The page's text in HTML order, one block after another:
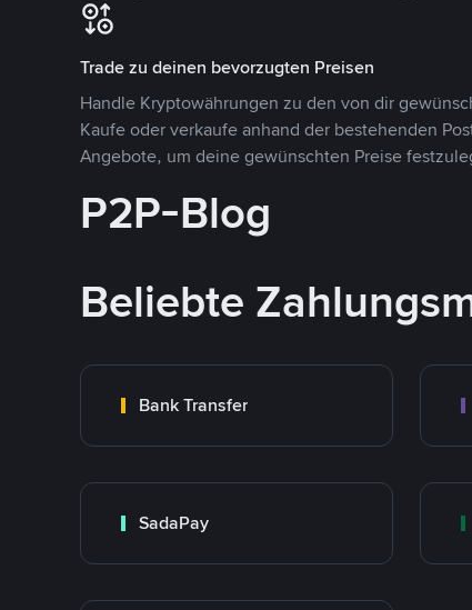
Trade zu deinen bevorzugten Preisen
Handle Kryptowährungen zu den von dir
Kaufe oder verkaufe anhand der bestehenden
Angebote, um deine gewünschten Preise
P2P-Blog
Beliebte
Bank Transfer
SadaPay